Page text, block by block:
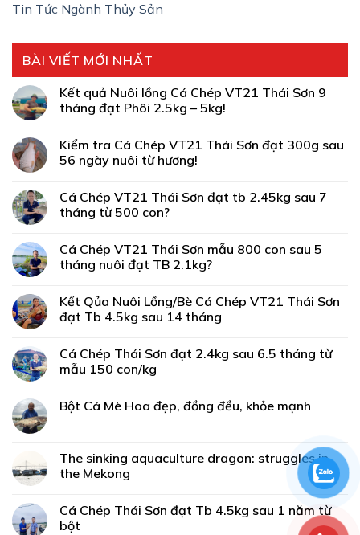
Tin Tức Ngành Thủy Sản
BÀI VIẾT MỚI NHẤT
Kết quả Nuôi lồng Cá Chép VT21 Thái Sơn 9
tháng đạt Phôi 2.5kg – 5kg!
Kiểm tra Cá Chép VT21 Thái Sơn đạt 300g sau
56 ngày nuôi từ hương!
Cá Chép VT21 Thái Sơn đạt tb 2.45kg sau 7
tháng từ 500 con?
Cá Chép VT21 Thái Sơn mẫu 800 con sau 5
tháng nuôi đạt TB 2.1kg?
Kết Qủa Nuôi Lồng/Bè Cá Chép VT21 Thái Sơn
đạt Tb 4.5kg sau 14 tháng
Cá Chép Thái Sơn đạt 2.4kg sau 6.5 tháng từ
mẫu 150 con/kg
Bột Cá Mè Hoa đẹp, đồng đều, khỏe mạnh
The sinking aquaculture dragon: struggles in
the Mekong
Cá Chép Thái Sơn đạt Tb 4.5kg sau 1 năm từ
bột